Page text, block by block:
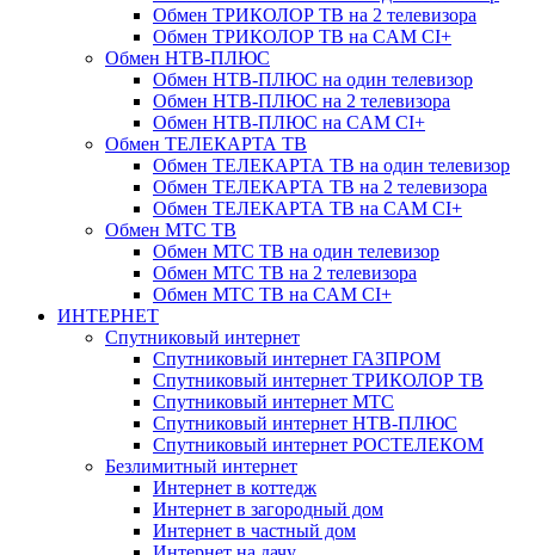
Обмен ТРИКОЛОР ТВ на 2 телевизора
Обмен ТРИКОЛОР ТВ на CAM CI+
Обмен НТВ-ПЛЮС
Обмен НТВ-ПЛЮС на один телевизор
Обмен НТВ-ПЛЮС на 2 телевизора
Обмен НТВ-ПЛЮС на CAM CI+
Обмен ТЕЛЕКАРТА ТВ
Обмен ТЕЛЕКАРТА ТВ на один телевизор
Обмен ТЕЛЕКАРТА ТВ на 2 телевизора
Обмен ТЕЛЕКАРТА ТВ на CAM CI+
Обмен МТС ТВ
Обмен МТС ТВ на один телевизор
Обмен МТС ТВ на 2 телевизора
Обмен МТС ТВ на CAM CI+
ИНТЕРНЕТ
Спутниковый интернет
Спутниковый интернет ГАЗПРОМ
Спутниковый интернет ТРИКОЛОР ТВ
Спутниковый интернет МТС
Спутниковый интернет НТВ-ПЛЮС
Спутниковый интернет РОСТЕЛЕКОМ
Безлимитный интернет
Интернет в коттедж
Интернет в загородный дом
Интернет в частный дом